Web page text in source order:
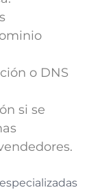
o DNS
si se